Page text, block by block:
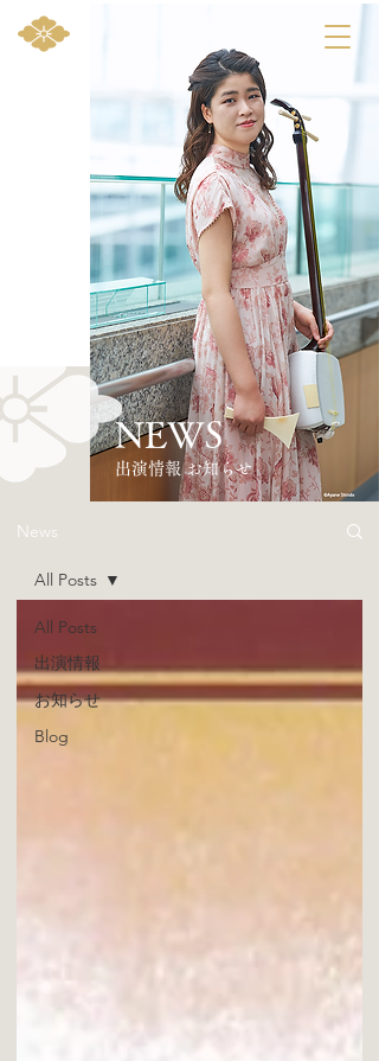
NEWS
​出演情報 お知らせ
News
All Posts
出演情報
お知らせ
Blog
All Posts